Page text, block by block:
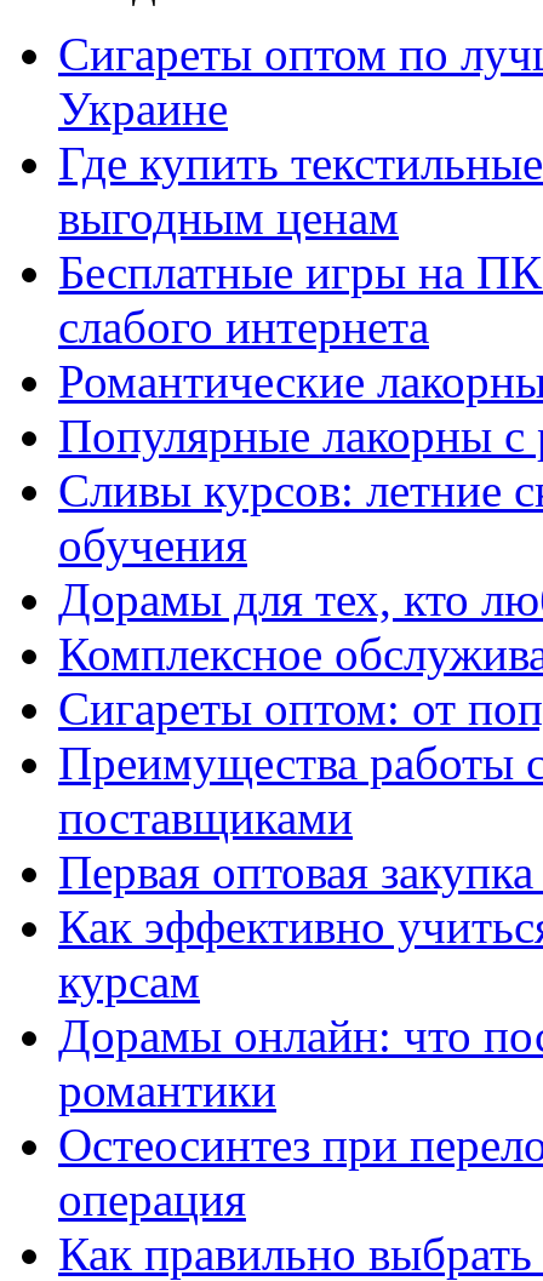
Сигареты оптом по
Украине
Где купить
выгодным ценам
Бесплатные игры на
слабого интернета
Романтические
Популярные лакорны с
Сливы курсов: летние
обучения
Дорамы для тех, кто
Комплексное
Сигареты оптом: от
Преимущества работы
поставщиками
Первая оптовая
Как эффективно
курсам
Дорамы онлайн: что
романтики
Остеосинтез при
операция
Как правильно